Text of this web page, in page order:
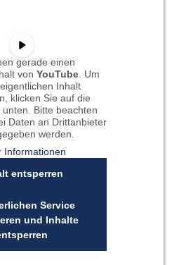
gerade einen
von YouTube. Um
Inhalt
klicken Sie auf die
unten. Bitte beachten
Daten an Drittanbieter
werden.
Informationen
entsperren
Service
und Inhalte